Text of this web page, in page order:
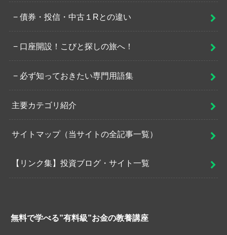
債券・投信・中古１Rとの違い
口座開設！こびと探しの旅へ！
必ず知っておきたい専門用語集
主要カテゴリ紹介
サイトマップ（当サイトの全記事一覧）
【リンク集】投資ブログ・サイト一覧
無料で学べる”有料級”お金の教養講座